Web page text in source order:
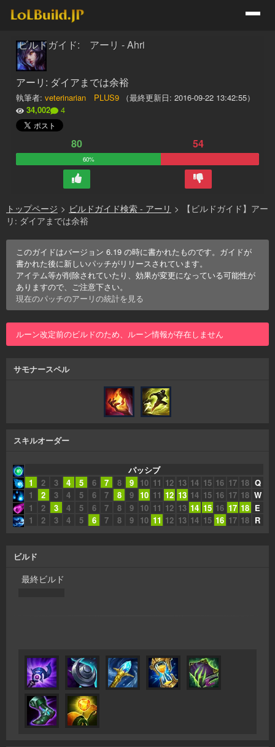
ビルドガイド: アーリ - Ahri
アーリ: ダイアまでは余裕
執筆者: veterinarian PLUS9 （最終更新日: 2016-09-22 13:42:55）
34,002
4
80 54
60%
トップページ > ビルドガイド検索 - アーリ >
【ビルドガイド】アー
リ: ダイアまでは余裕
このガイドはバージョン6.19 の時に書かれたものです。ガイドが
書かれた後に新しいパッチがリリースされています。
アイテム等が削除されていたり、効果が変更になっている可能性が
ありますので、ご注意下さい。
現在のパッチのアーリの統計を見る
ルーン改定前のビルドのため、ルーン情報が存在しません
サモナースペル
スキルオーダー
パッシブ
1
2 3 4 5 6 7 8 9 10 11 12 13 14 15 16 17 18 Q
1
2 3 4 5 6 7 8 9 10 11 12 13 14 15 16 17 18 W
1
2 3 4 5 6 7 8 9 10 11 12 13 14 15 16 17 18 E
1
2 3 4 5 6 7 8 9 10 11 12 13 14 15 16 17 18 R
ビルド
最終ビルド